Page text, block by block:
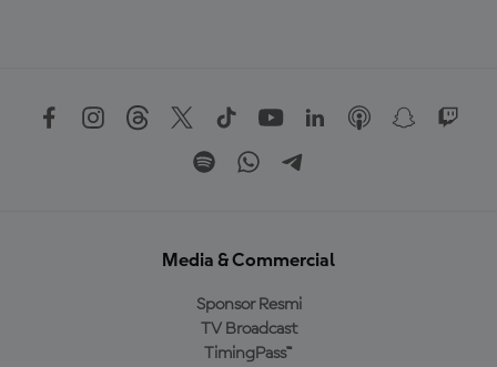
Media & Commercial
Sponsor Resmi
TV Broadcast
TimingPass™